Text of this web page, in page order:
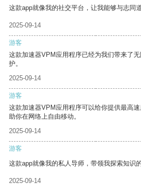
这款app就像我的社交平台，让我能够与志同
2025-09-14
游客
这款加速器VPM应用程序已经为我们带来了
护。
2025-09-14
游客
这款加速器VPM应用程序可以给你提供最高
助你在网络上自由移动。
2025-09-14
游客
这款app就像我的私人导师，带领我探索知识的
2025-09-14